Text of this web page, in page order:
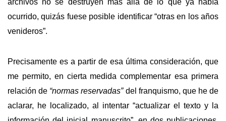
ocurrido, quizás fuese posible identificar “otras en los años
venideros”.
Precisamente es a partir de esa última consideración, que
me permito, en cierta medida complementar esa primera
relación de “normas reservadas”del franquismo, que he de
aclarar, he localizado, al intentar “actualizar el texto y la